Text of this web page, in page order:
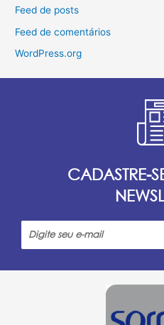
Feed de posts
Feed de comentários
WordPress.org
CADASTRE-